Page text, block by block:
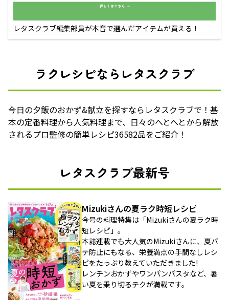
レタスクラブ編集部員が本音で選んだアイテムが買える！
ラクレシピならレタスクラブ
今日の夕飯のおかず&献立を探すならレタスクラブで！基
本の定番料理から人気料理まで、日々のへとへとから解放
されるプロ監修の簡単レシピ36582品をご紹介！
レタスクラブ最新号
Mizukiさんの夏ラク時短レシピ
今号の料理特集は「Mizukiさんの夏ラク時
短レシピ」。
本誌連載でも大人気のMizukiさんに、夏バ
テ防止にもなる、栄養満点の手間なしレシ
ピをたっぷり教えていただきました!
レンチンおかずやワンパンパスタなど、暑
い夏を乗り切るテクが満載です。